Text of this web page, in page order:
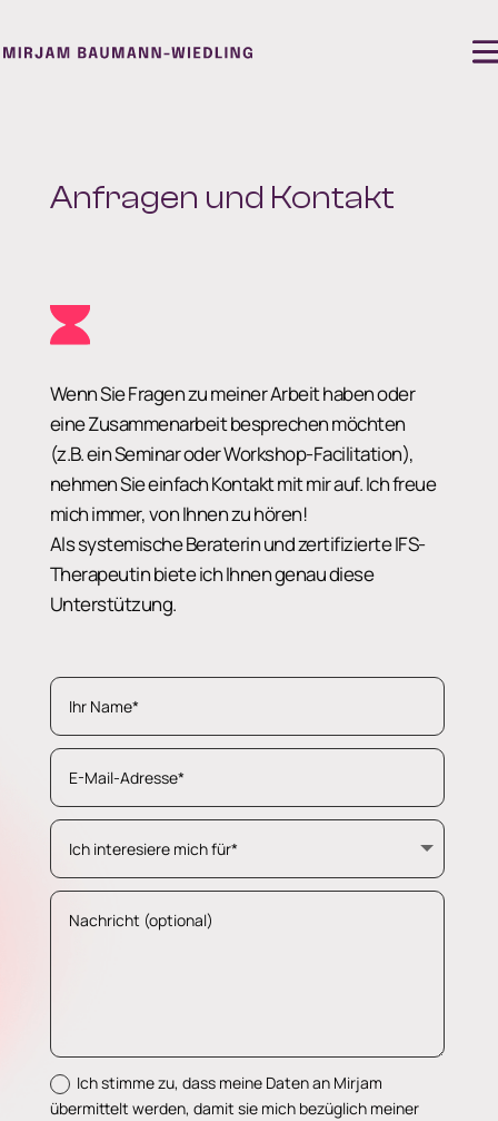
Anfragen und Kontakt
Wenn Sie Fragen zu meiner Arbeit haben oder
eine Zusammenarbeit besprechen möchten
(z.B. ein Seminar oder Workshop-Facilitation),
nehmen Sie einfach Kontakt mit mir auf. Ich freue
mich immer, von Ihnen zu hören!
Als systemische Beraterin und zertifizierte IFS-
Therapeutin biete ich Ihnen genau diese
Unterstützung.
Ich stimme zu, dass meine Daten an Mirjam
übermittelt werden, damit sie mich bezüglich meiner